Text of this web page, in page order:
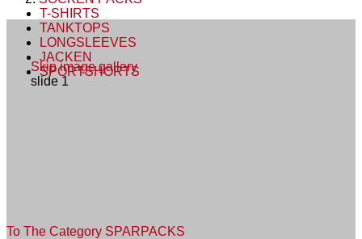
T-SHIRTS
TANKTOPS
LONGSLEEVES
JACKEN
SPORTSHORTS
To The Category SPARPACKS
Skip image gallery
slide 1